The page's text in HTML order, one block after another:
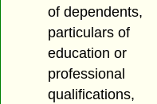
of dependents,
particulars of
education or
professional
qualifications,